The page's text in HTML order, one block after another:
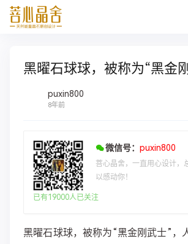
黑曜石球球，被称为“黑金
puxin800
8年前
微信号： puxin800
菩心晶舍，一直用心设计，
以感动你！
已有19000人已关注
黑曜石球球，被称为“黑金刚武士”，